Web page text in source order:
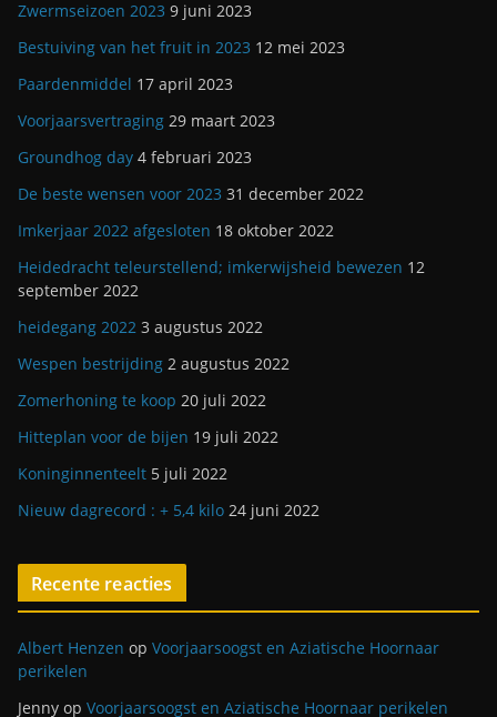
Zwermseizoen 2023 9 juni 2023
Bestuiving van het fruit in 2023 12 mei 2023
Paardenmiddel 17 april 2023
Voorjaarsvertraging 29 maart 2023
Groundhog day 4 februari 2023
De beste wensen voor 2023 31 december 2022
Imkerjaar 2022 afgesloten 18 oktober 2022
Heidedracht teleurstellend; imkerwijsheid bewezen 12
september 2022
heidegang 2022 3 augustus 2022
Wespen bestrijding 2 augustus 2022
Zomerhoning te koop 20 juli 2022
Hitteplan voor de bijen 19 juli 2022
Koninginnenteelt 5 juli 2022
Nieuw dagrecord : + 5,4 kilo 24 juni 2022
Recente reacties
Albert Henzen op Voorjaarsoogst en Aziatische Hoornaar
perikelen
Jenny op Voorjaarsoogst en Aziatische Hoornaar perikelen